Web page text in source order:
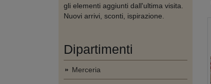
gli elementi aggiunti dall'ultima visita.
Nuovi arrivi, sconti, ispirazione.
Dipartimenti
Merceria